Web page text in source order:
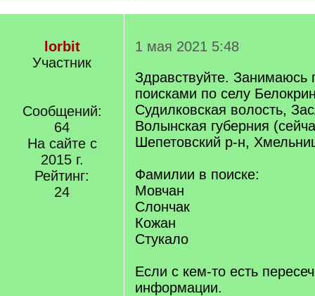
lorbit
Участник
Сообщений:
64
На сайте с
2015 г.
Рейтинг:
24
1 мая 2021 5:48
Здравствуйте. Занимаюсь
поисками по селу
Судилковская волость,
Волынская губерния
Шепетовский р-н,
Фамилии в поиске:
Мовчан
Слончак
Кожан
Стукало
Если с кем-то есть
информации.